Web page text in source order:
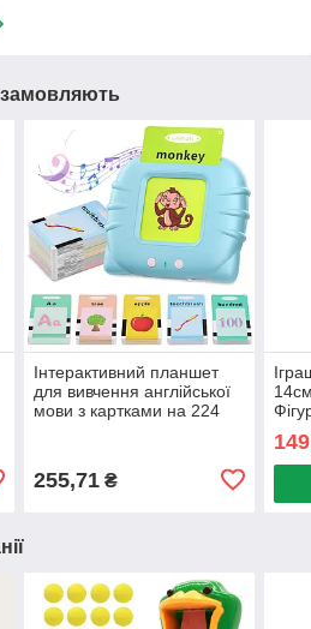
Інтерактивний планшет
для вивчення англійської
мови з картками на 224
255,71₴